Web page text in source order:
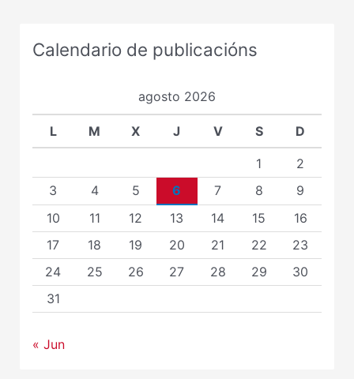
Calendario de publicacións
agosto 2026
L M X J V S D
1
2
3
4 5 6 7 8
9
10
11 12 13 14 15
16
17
18 19 20 21 22
23
24
25 26 27 28 29
30
31
« Jun